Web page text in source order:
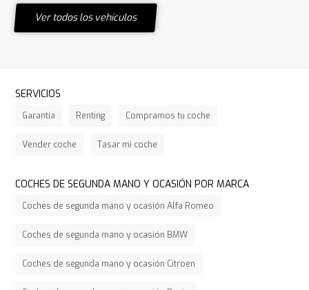
Ver todos los vehículos
SERVICIOS
Garantía Renting Compramos tu coche
Vender coche Tasar mi coche
COCHES DE SEGUNDA MANO Y OCASIÓN POR MARCA
Coches de segunda mano y ocasión Alfa Romeo
Coches de segunda mano y ocasión BMW
Coches de segunda mano y ocasión Citroen